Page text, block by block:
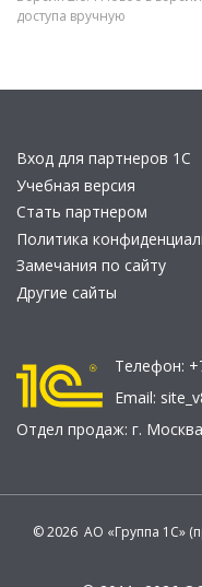
доступа вручную
Вход для партнеров 1С
Учебная версия
Стать партнером
Политика
Замечания по сайту
Другие сайты
Телефон:
Email:
Отдел продаж: г. Москва
© 2026 АО «Группа 1С»